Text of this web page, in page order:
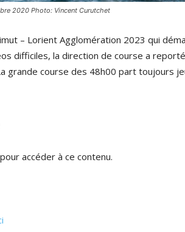
2020 Photo: Vincent Curutchet
– Lorient Agglomération 2023 qui
difficiles, la direction de course a
grande course des 48h00 part toujours
accéder à ce contenu.